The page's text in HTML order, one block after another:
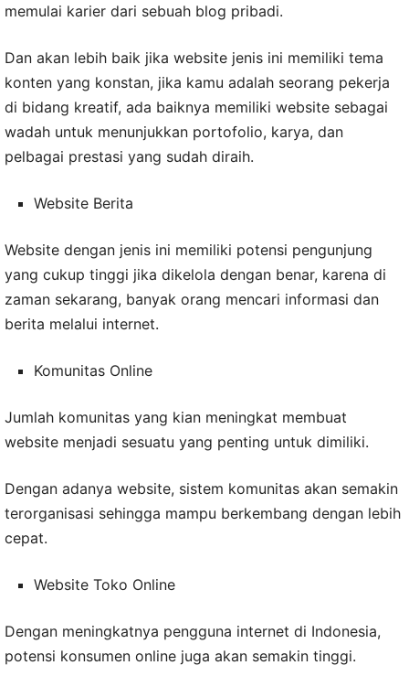
memulai karier dari sebuah blog pribadi.
Dan akan lebih baik jika website jenis ini memiliki tema
konten yang konstan, jika kamu adalah seorang pekerja
di bidang kreatif, ada baiknya memiliki website sebagai
wadah untuk menunjukkan portofolio, karya, dan
pelbagai prestasi yang sudah diraih.
Website Berita
Website dengan jenis ini memiliki potensi pengunjung
yang cukup tinggi jika dikelola dengan benar, karena di
zaman sekarang, banyak orang mencari informasi dan
berita melalui internet.
Komunitas Online
Jumlah komunitas yang kian meningkat membuat
website menjadi sesuatu yang penting untuk dimiliki.
Dengan adanya website, sistem komunitas akan semakin
terorganisasi sehingga mampu berkembang dengan lebih
cepat.
Website Toko Online
Dengan meningkatnya pengguna internet di Indonesia,
potensi konsumen online juga akan semakin tinggi.